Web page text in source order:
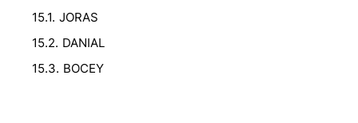
JORAS
DANIAL
BOCEY